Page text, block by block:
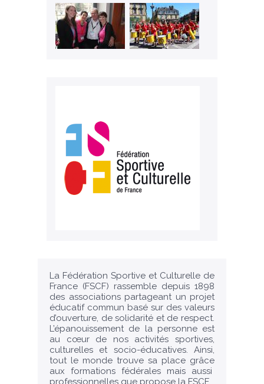
La Fédération Sportive et Culturelle de
France (FSCF) rassemble depuis 1898
des associations partageant un projet
éducatif commun basé sur des valeurs
d’ouverture, de solidarité et de respect.
L’épanouissement de la personne est
au cœur de nos activités sportives,
culturelles et socio-éducatives. Ainsi,
tout le monde trouve sa place grâce
aux formations fédérales mais aussi
professionnelles que propose la FSCF.